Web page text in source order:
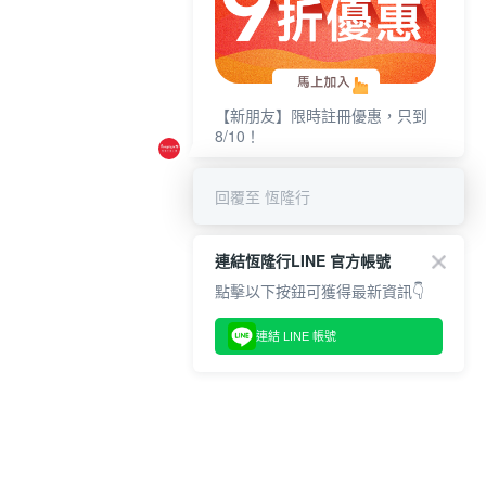
【新朋友】限時註冊優惠，只到
8/10！
回覆至 恆隆行
連結恆隆行LINE 官方帳號
點擊以下按鈕可獲得最新資訊👇
連結 LINE 帳號